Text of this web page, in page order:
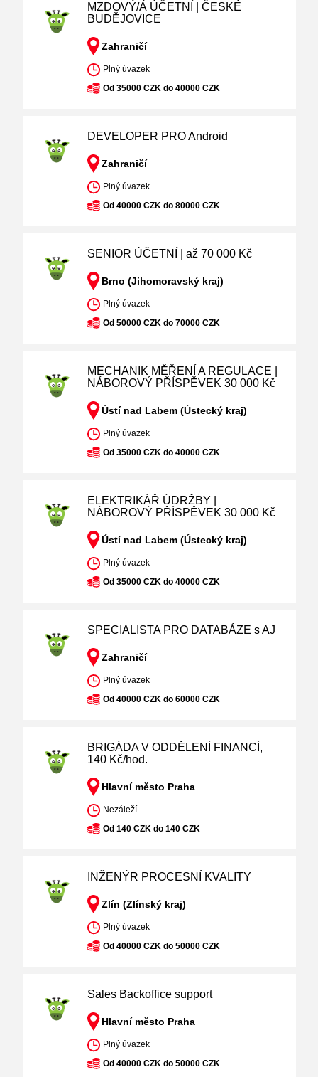
MZDOVÝ/Á ÚČETNÍ | ČESKÉ
BUDĚJOVICE
Zahraničí
Plný úvazek
Od 35000 CZK do 40000 CZK
DEVELOPER PRO Android
Zahraničí
Plný úvazek
Od 40000 CZK do 80000 CZK
SENIOR ÚČETNÍ | až 70 000 Kč
Brno (Jihomoravský kraj)
Plný úvazek
Od 50000 CZK do 70000 CZK
MECHANIK MĚŘENÍ A REGULACE |
NÁBOROVÝ PŘÍSPĚVEK 30 000 Kč
Ústí nad Labem (Ústecký kraj)
Plný úvazek
Od 35000 CZK do 40000 CZK
ELEKTRIKÁŘ ÚDRŽBY |
NÁBOROVÝ PŘÍSPĚVEK 30 000 Kč
Ústí nad Labem (Ústecký kraj)
Plný úvazek
Od 35000 CZK do 40000 CZK
SPECIALISTA PRO DATABÁZE s AJ
Zahraničí
Plný úvazek
Od 40000 CZK do 60000 CZK
BRIGÁDA V ODDĚLENÍ FINANCÍ,
140 Kč/hod.
Hlavní město Praha
Nezáleží
Od 140 CZK do 140 CZK
INŽENÝR PROCESNÍ KVALITY
Zlín (Zlínský kraj)
Plný úvazek
Od 40000 CZK do 50000 CZK
Sales Backoffice support
Hlavní město Praha
Plný úvazek
Od 40000 CZK do 50000 CZK